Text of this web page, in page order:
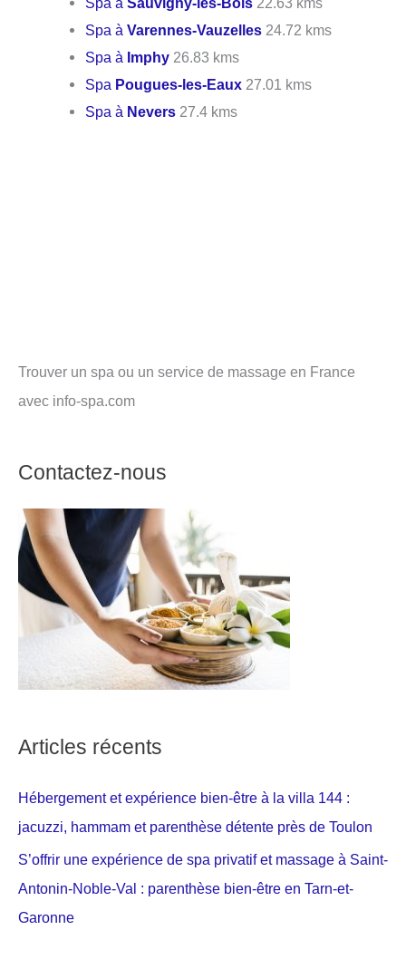
Spa àVarennes-Vauzelles 24.72 kms
Spa à Imphy 26.83 kms
Spa Pougues-les-Eaux 27.01 kms
Spa à Nevers 27.4 kms
Trouver un spa ou un service de massage en France
avec info-spa.com
Contactez-nous
Articles récents
Hébergement et expérience bien-être à la villa 144 :
jacuzzi, hammam et parenthèse détente près de Toulon
S’offrir une expérience de spa privatif et massage à Saint-
Antonin-Noble-Val : parenthèse bien-être en Tarn-et-
Garonne